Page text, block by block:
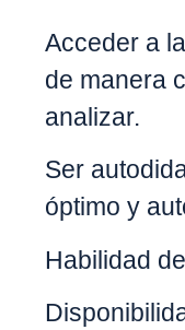
Acceder a
de manera
analizar.
Ser
óptimo y
Habilidad